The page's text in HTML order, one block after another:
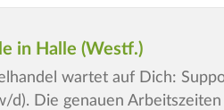
in Halle (Westf.)
wartet auf Dich:
Die genauen